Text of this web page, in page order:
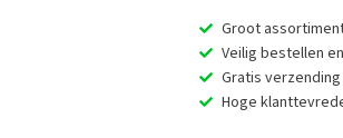
Groot
Veilig bestellen
Gratis verzending
Hoge